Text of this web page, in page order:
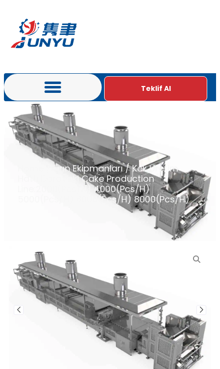
Teklif Al
Fırın Ekipmanları/Kek Üretim
Dorayaki Cake Production
Line:2000(Pcs/H) 4000(Pcs/H)
5000(Pcs/H) 6000(Pcs/H) 8000(Pcs/H)